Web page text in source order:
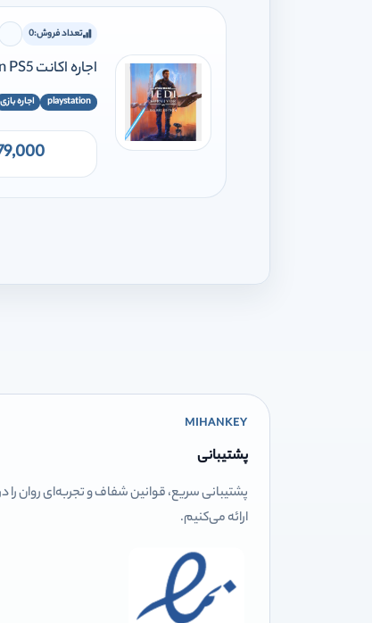
تعداد فروش:0
اجاره اکانت STAR WARS Jedi: Survivor Deluxe Edition PS5
playstation اجاره بازی
MIHANKEY
پشتیبانی
پشتیبانی سریع، قوانین شفاف و تجربه‌ای روان را
ارائه می‌کنیم.